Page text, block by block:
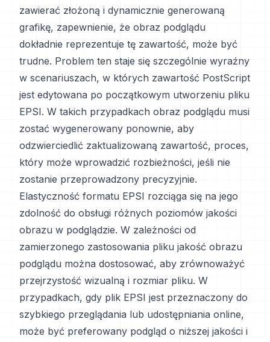
zawierać złożoną i dynamicznie generowaną
grafikę, zapewnienie, że obraz podglądu
dokładnie reprezentuje tę zawartość, może być
trudne. Problem ten staje się szczególnie wyraźny
w scenariuszach, w których zawartość PostScript
jest edytowana po początkowym utworzeniu pliku
EPSI. W takich przypadkach obraz podglądu musi
zostać wygenerowany ponownie, aby
odzwierciedlić zaktualizowaną zawartość, proces,
który może wprowadzić rozbieżności, jeśli nie
zostanie przeprowadzony precyzyjnie.
Elastyczność formatu EPSI rozciąga się na jego
zdolność do obsługi różnych poziomów jakości
obrazu w podglądzie. W zależności od
zamierzonego zastosowania pliku jakość obrazu
podglądu można dostosować, aby zrównoważyć
przejrzystość wizualną i rozmiar pliku. W
przypadkach, gdy plik EPSI jest przeznaczony do
szybkiego przeglądania lub udostępniania online,
może być preferowany podgląd o niższej jakości i